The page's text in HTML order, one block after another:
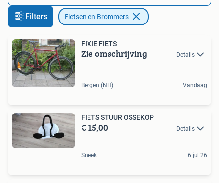
Filters Fietsen en Brommers
FIXIE FIETS
Zie omschrijving Details
Bergen (NH) Vandaag
FIETS STUUR OSSEKOP
€ 15,00 Details
Sneek 6 jul 26